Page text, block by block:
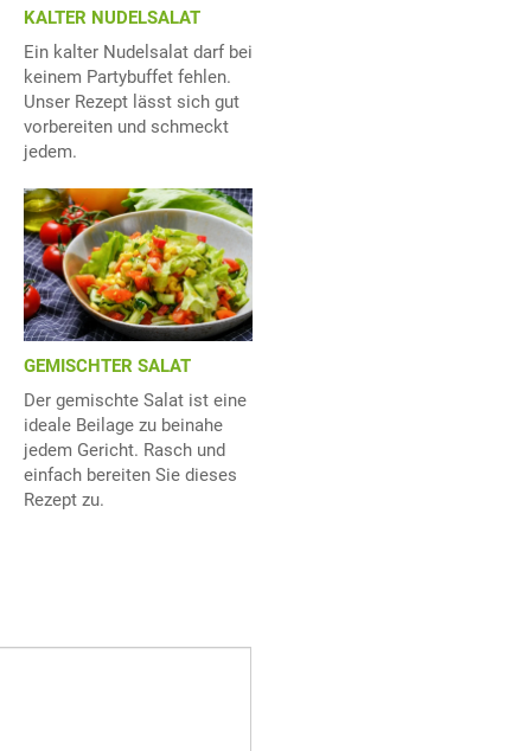
KALTER NUDELSALAT
Ein kalter Nudelsalat darf bei
keinem Partybuffet fehlen.
Unser Rezept lässt sich gut
vorbereiten und schmeckt
jedem.
GEMISCHTER SALAT
Der gemischte Salat ist eine
ideale Beilage zu beinahe
jedem Gericht. Rasch und
einfach bereiten Sie dieses
Rezept zu.